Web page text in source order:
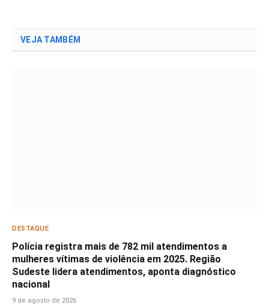
VEJA TAMBÉM
DESTAQUE
Polícia registra mais de 782 mil atendimentos a
mulheres vítimas de violência em 2025. Região
Sudeste lidera atendimentos, aponta diagnóstico
nacional
9 de agosto de 2026